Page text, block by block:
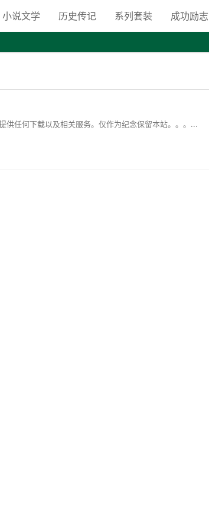
路
小说文学 历史传记 系列套装 成功励志
供任何下载以及相关服务。仅作为纪念保留本站。。。...